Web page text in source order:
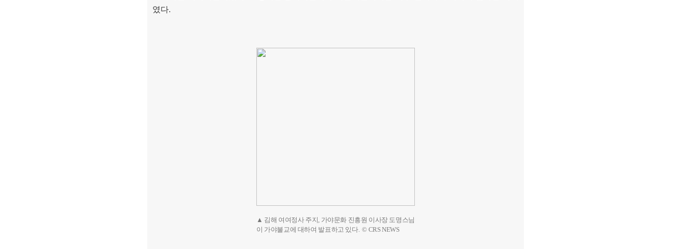
였다.
▲ 김해 여여정사 주지, 가야문화 진흥원 이사장 도명스님
이 가야불교에 대하여 발표하고 있다. © CRS NEWS